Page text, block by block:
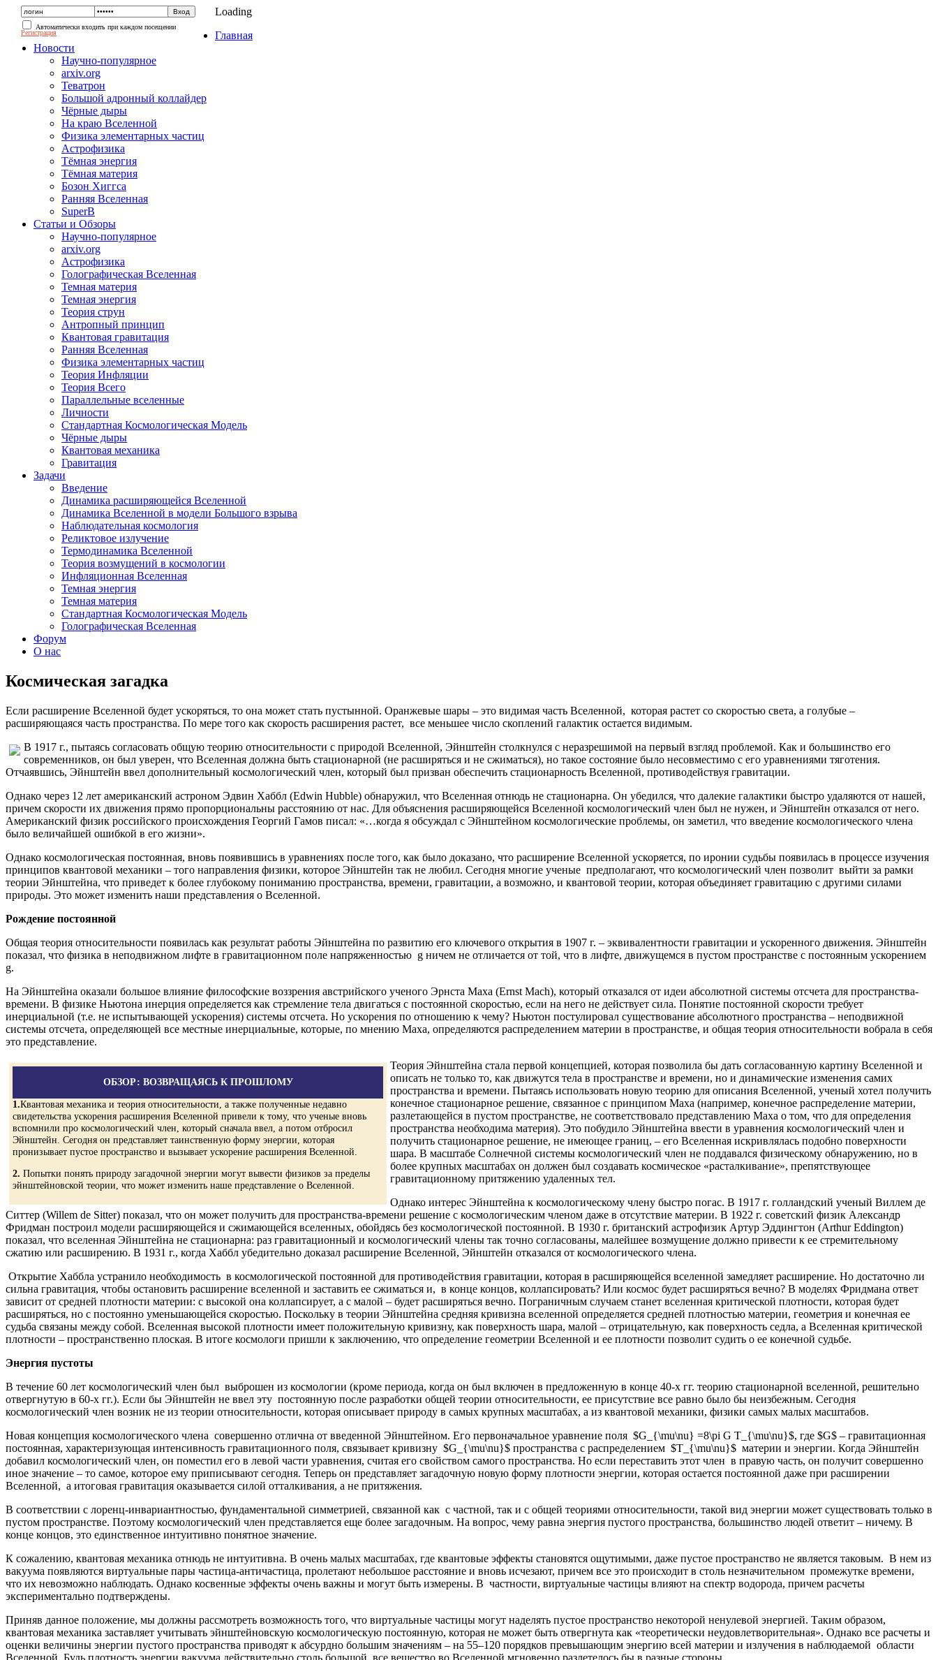
Автоматически входить при каждом посещении
Регистрация
Loading
Главная
Новости
Научно-популярное
arxiv.org
Теватрон
Большой адронный коллайдер
Чёрные дыры
На краю Вселенной
Физика элементарных частиц
Астрофизика
Тёмная энергия
Тёмная материя
Бозон Хиггса
Ранняя Вселенная
SuperB
Статьи и Обзоры
Научно-популярное
arxiv.org
Астрофизика
Голографическая Вселенная
Темная материя
Темная энергия
Теория струн
Антропный принцип
Квантовая гравитация
Ранняя Вселенная
Физика элементарных частиц
Теория Инфляции
Теория Всего
Параллельные вселенные
Личности
Стандартная Космологическая Модель
Чёрные дыры
Квантовая механика
Гравитация
Задачи
Введение
Динамика расширяющейся Вселенной
Динамика Вселенной в модели Большого взрыва
Наблюдательная космология
Реликтовое излучение
Термодинамика Вселенной
Теория возмущений в космологии
Инфляционная Вселенная
Темная энергия
Темная материя
Стандартная Космологическая Модель
Голографическая Вселенная
Форум
О нас
Космическая загадка
Если расширение Вселенной будет ускоряться, то она может стать пустынной. Оранжевые шары – это видимая часть Вселенной, которая растет со скоростью света, а голубые –
расширяющаяся часть пространства. По мере того как скорость расширения растет, все меньшее число скоплений галактик остается видимым.
В 1917 г., пытаясь согласовать общую теорию относительности с природой Вселенной, Эйнштейн столкнулся с неразрешимой на первый взгляд проблемой. Как и большинство его
современников, он был уверен, что Вселенная должна быть стационарной (не расширяться и не сжиматься), но такое состояние было несовместимо с его уравнениями тяготения.
Отчаявшись, Эйнштейн ввел дополнительный космологический член, который был призван обеспечить стационарность Вселенной, противодействуя гравитации.
Однако через 12 лет американский астроном Эдвин Хаббл (Edwin Hubble) обнаружил, что Вселенная отнюдь не стационарна. Он убедился, что далекие галактики быстро удаляются от нашей,
причем скорости их движения прямо пропорциональны расстоянию от нас. Для объяснения расширяющейся Вселенной космологический член был не нужен, и Эйнштейн отказался от него.
Американский физик российского происхождения Георгий Гамов писал: «…когда я обсуждал с Эйнштейном космологические проблемы, он заметил, что введение космологического члена
было величайшей ошибкой в его жизни».
Однако космологическая постоянная, вновь появившись в уравнениях после того, как было доказано, что расширение Вселенной ускоряется, по иронии судьбы появилась в процессе изучения
принципов квантовой механики – того направления физики, которое Эйнштейн так не любил. Сегодня многие ученые предполагают, что космологический член позволит выйти за рамки
теории Эйнштейна, что приведет к более глубокому пониманию пространства, времени, гравитации, а возможно, и квантовой теории, которая объединяет гравитацию с другими силами
природы. Это может изменить наши представления о Вселенной.
Рождение постоянной
Общая теория относительности появилась как результат работы Эйнштейна по развитию его ключевого открытия в 1907 г. – эквивалентности гравитации и ускоренного движения. Эйнштейн
показал, что физика в неподвижном лифте в гравитационном поле напряженностью g ничем не отличается от той, что в лифте, движущемся в пустом пространстве с постоянным ускорением
g.
На Эйнштейна оказали большое влияние философские воззрения австрийского ученого Эрнста Маха (Ernst Mach), который отказался от идеи абсолютной системы отсчета для пространства-
времени. В физике Ньютона инерция определяется как стремление тела двигаться с постоянной скоростью, если на него не действует сила. Понятие постоянной скорости требует
инерциальной (т.е. не испытывающей ускорения) системы отсчета. Но ускорения по отношению к чему? Ньютон постулировал существование абсолютного пространства – неподвижной
системы отсчета, определяющей все местные инерциальные, которые, по мнению Маха, определяются распределением материи в пространстве, и общая теория относительности вобрала в себя
это представление.
ОБЗОР: ВОЗВРАЩАЯСЬ К ПРОШЛОМУ
1.Квантовая механика и теория относительности, а также полученные недавно
свидетельства ускорения расширения Вселенной привели к тому, что ученые вновь
вспомнили про космологический член, который сначала ввел, а потом отбросил
Эйнштейн. Сегодня он представляет таинственную форму энергии, которая
пронизывает пустое пространство и вызывает ускорение расширения Вселенной.
2. Попытки понять природу загадочной энергии могут вывести физиков за пределы
эйнштейновской теории, что может изменить наше представление о Вселенной.
Теория Эйнштейна стала первой концепцией, которая позволила бы дать согласованную картину Вселенной и
описать не только то, как движутся тела в пространстве и времени, но и динамические изменения самих
пространства и времени. Пытаясь использовать новую теорию для описания Вселенной, ученый хотел получить
конечное стационарное решение, связанное с принципом Маха (например, конечное распределение материи,
разлетающейся в пустом пространстве, не соответствовало представлению Маха о том, что для определения
пространства необходима материя). Это побудило Эйнштейна ввести в уравнения космологический член и
получить стационарное решение, не имеющее границ, – его Вселенная искривлялась подобно поверхности
шара. В масштабе Солнечной системы космологический член не поддавался физическому обнаружению, но в
более крупных масштабах он должен был создавать космическое «расталкивание», препятствующее
гравитационному притяжению удаленных тел.
Однако интерес Эйнштейна к космологическому члену быстро погас. В 1917 г. голландский ученый Виллем де
Ситтер (Willem de Sitter) показал, что он может получить для пространства-времени решение с космологическим членом даже в отсутствие материи. В 1922 г. советский физик Александр
Фридман построил модели расширяющейся и сжимающейся вселенных, обойдясь без космологической постоянной. В 1930 г. британский астрофизик Артур Эддингтон (Arthur Eddington)
показал, что вселенная Эйнштейна не стационарна: раз гравитационный и космологический члены так точно согласованы, малейшее возмущение должно привести к ее стремительному
сжатию или расширению. В 1931 г., когда Хаббл убедительно доказал расширение Вселенной, Эйнштейн отказался от космологического члена.
Открытие Хаббла устранило необходимость в космологической постоянной для противодействия гравитации, которая в расширяющейся вселенной замедляет расширение. Но достаточно ли
сильна гравитация, чтобы остановить расширение вселенной и заставить ее сжиматься и, в конце концов, коллапсировать? Или космос будет расширяться вечно? В моделях Фридмана ответ
зависит от средней плотности материи: с высокой она коллапсирует, а с малой – будет расширяться вечно. Пограничным случаем станет вселенная критической плотности, которая будет
расширяться, но с постоянно уменьшающейся скоростью. Поскольку в теории Эйнштейна средняя кривизна вселенной определяется средней плотностью материи, геометрия и конечная ее
судьба связаны между собой. Вселенная высокой плотности имеет положительную кривизну, как поверхность шара, малой – отрицательную, как поверхность седла, а Вселенная критической
плотности – пространственно плоская. В итоге космологи пришли к заключению, что определение геометрии Вселенной и ее плотности позволит судить о ее конечной судьбе.
Энергия пустоты
В течение 60 лет космологический член был выброшен из космологии (кроме периода, когда он был включен в предложенную в конце 40-х гг. теорию стационарной вселенной, решительно
отвергнутую в 60-х гг.). Если бы Эйнштейн не ввел эту постоянную после разработки общей теории относительности, ее присутствие все равно было бы неизбежным. Сегодня
космологический член возник не из теории относительности, которая описывает природу в самых крупных масштабах, а из квантовой механики, физики самых малых масштабов.
Новая концепция космологического члена совершенно отлична от введенной Эйнштейном. Его первоначальное уравнение поля $G_{\mu\nu} =8\pi G T_{\mu\nu}$, где $G$ – гравитационная
постоянная, характеризующая интенсивность гравитационного поля, связывает кривизну $G_{\mu\nu}$ пространства с распределением $T_{\mu\nu}$ материи и энергии. Когда Эйнштейн
добавил космологический член, он поместил его в левой части уравнения, считая его свойством самого пространства. Но если переставить этот член в правую часть, он получит совершенно
иное значение – то самое, которое ему приписывают сегодня. Теперь он представляет загадочную новую форму плотности энергии, которая остается постоянной даже при расширении
Вселенной, а итоговая гравитация оказывается силой отталкивания, а не притяжения.
В соответствии с лоренц-инвариантностью, фундаментальной симметрией, связанной как с частной, так и с общей теориями относительности, такой вид энергии может существовать только в
пустом пространстве. Поэтому космологический член представляется еще более загадочным. На вопрос, чему равна энергия пустого пространства, большинство людей ответит – ничему. В
конце концов, это единственное интуитивно понятное значение.
К сожалению, квантовая механика отнюдь не интуитивна. В очень малых масштабах, где квантовые эффекты становятся ощутимыми, даже пустое пространство не является таковым. В нем из
вакуума появляются виртуальные пары частица-античастица, пролетают небольшое расстояние и вновь исчезают, причем все это происходит в столь незначительном промежутке времени,
что их невозможно наблюдать. Однако косвенные эффекты очень важны и могут быть измерены. В частности, виртуальные частицы влияют на спектр водорода, причем расчеты
экспериментально подтверждены.
Приняв данное положение, мы должны рассмотреть возможность того, что виртуальные частицы могут наделять пустое пространство некоторой ненулевой энергией. Таким образом,
квантовая механика заставляет учитывать эйнштейновскую космологическую постоянную, которая не может быть отвергнута как «теоретически неудовлетворительная». Однако все расчеты и
оценки величины энергии пустого пространства приводят к абсурдно большим значениям – на 55–120 порядков превышающим энергию всей материи и излучения в наблюдаемой области
Вселенной. Будь плотность энергии вакуума действительно столь большой, все вещество во Вселенной мгновенно разлетелось бы в разные стороны.